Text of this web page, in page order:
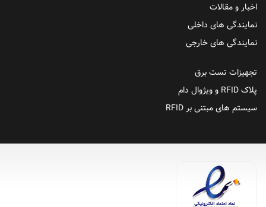
اخبار و مقالات
نمایندگی های داخلی
نمایندگی های خارجی
تجهیزات تست برق
پلاک RFID و ویژوال دام
سیستم های مبتنی بر RFID